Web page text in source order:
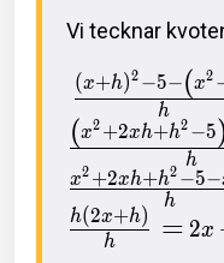
Vi tecknar
h
(x+h)2 −5−(x2
h
(x2 +2xh+h2 −5)
h
x2 +2xh+h2 −5−
h
h(2x+h) = 2x